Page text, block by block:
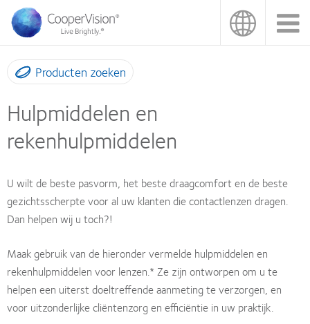
Overslaan
naar
de
inhoud
gaan
Producten zoeken
Hulpmiddelen en
rekenhulpmiddelen
U wilt de beste pasvorm, het beste draagcomfort en de beste
gezichtsscherpte voor al uw klanten die contactlenzen dragen.
Dan helpen wij u toch?!
Maak gebruik van de hieronder vermelde hulpmiddelen en
rekenhulpmiddelen voor lenzen.* Ze zijn ontworpen om u te
helpen een uiterst doeltreffende aanmeting te verzorgen, en
voor uitzonderlijke cliëntenzorg en efficiëntie in uw praktijk.